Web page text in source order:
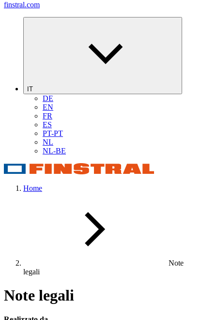
finstral.com
IT
DE
EN
FR
ES
PT-PT
NL
NL-BE
Home
Note
legali
Note legali